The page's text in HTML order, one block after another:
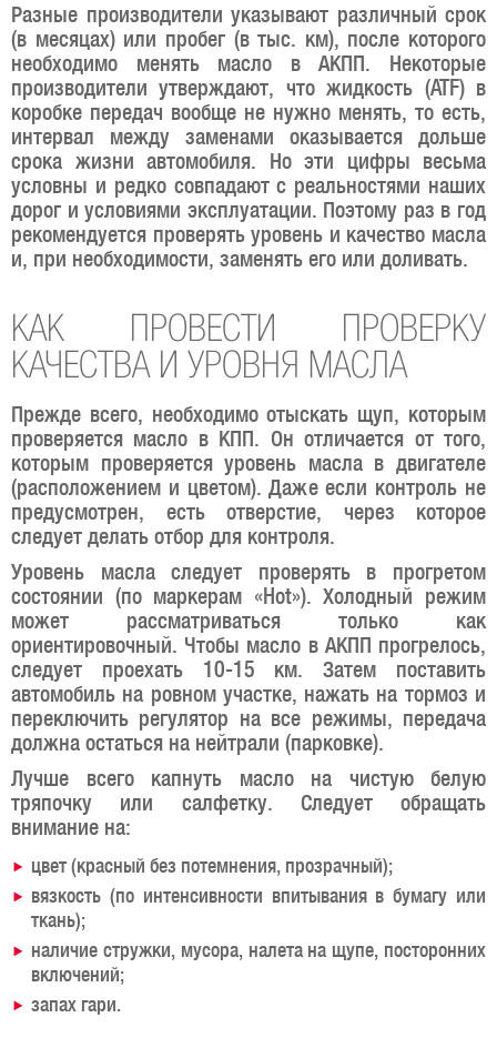
Разные производители указывают различный срок
(в месяцах) или пробег (в тыс. км), после которого
необходимо менять масло в АКПП. Некоторые
производители утверждают, что жидкость (ATF) в
коробке передач вообще не нужно менять, то есть,
интервал между заменами оказывается дольше
срока жизни автомобиля. Но эти цифры весьма
условны и редко совпадают с реальностями наших
дорог и условиями эксплуатации. Поэтому раз в год
рекомендуется проверять уровень и качество масла
и, при необходимости, заменять его или доливать.
КАК ПРОВЕСТИ ПРОВЕРКУ
КАЧЕСТВА И УРОВНЯ МАСЛА
Прежде всего, необходимо отыскать щуп, которым
проверяется масло в КПП. Он отличается от того,
которым проверяется уровень масла в двигателе
(расположением и цветом). Даже если контроль не
предусмотрен, есть отверстие, через которое
следует делать отбор для контроля.
Уровень масла следует проверять в прогретом
состоянии (по маркерам «Hot»). Холодный режим
может рассматриваться только как
ориентировочный. Чтобы масло в АКПП прогрелось,
следует проехать 10-15 км. Затем поставить
автомобиль на ровном участке, нажать на тормоз и
переключить регулятор на все режимы, передача
должна остаться на нейтрали (парковке).
Лучше всего капнуть масло на чистую белую
тряпочку или салфетку. Следует обращать
внимание на:
цвет (красный без потемнения, прозрачный);
вязкость (по интенсивности впитывания в бумагу или
ткань);
наличие стружки, мусора, налета на щупе, посторонних
включений;
запах гари.